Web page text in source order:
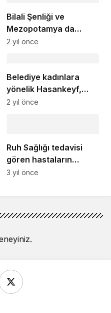
Bilali Şenliği ve
Mezopotamya da
Hasat Başlıyor
2 yıl önce
Belediye kadınlara
yönelik Hasankeyf,
Midyat ve Dara gezisi
2 yıl önce
Ruh Sağlığı tedavisi
gören hastaların
yaptığı resimler
3 yıl önce